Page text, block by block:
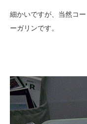
細かいですが、当然コ
ーガリンです。